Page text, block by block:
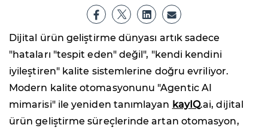
Dijital ürün geliştirme dünyası artık sadece
"hataları "tespit eden" değil", "kendi kendini
iyileştiren" kalite sistemlerine doğru evriliyor.
Modern kalite otomasyonunu "Agentic AI
mimarisi" ile yeniden tanımlayan kayIQ.ai, dijital
ürün geliştirme süreçlerinde artan otomasyon,